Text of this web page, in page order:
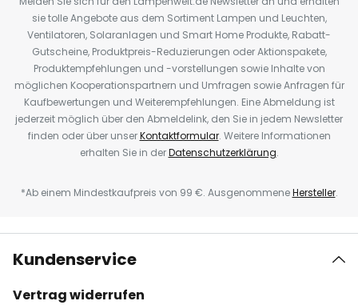
sie tolle Angebote aus dem Sortiment Lampen und Leuchten,
Ventilatoren, Solaranlagen und Smart Home Produkte, Rabatt-
Gutscheine, Produktpreis-Reduzierungen oder Aktionspakete,
Produktempfehlungen und -vorstellungen sowie Inhalte von
möglichen Kooperationspartnern und Umfragen sowie Anfragen für
Kaufbewertungen und Weiterempfehlungen. Eine Abmeldung ist
jederzeit möglich über den Abmeldelink, den Sie in jedem Newsletter
finden oder über unserKontaktformular. Weitere Informationen
erhalten Sie in derDatenschutzerklärung.
*Ab einem Mindestkaufpreis von 99 €. AusgenommeneHersteller.
Kundenservice
Vertrag widerrufen